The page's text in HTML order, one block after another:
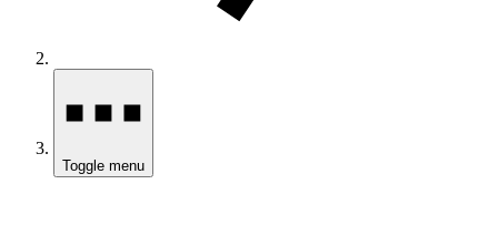
Toggle menu